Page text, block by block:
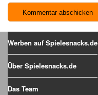
Werben auf Spielesnacks.de
Über Spielesnacks.de
Das Team